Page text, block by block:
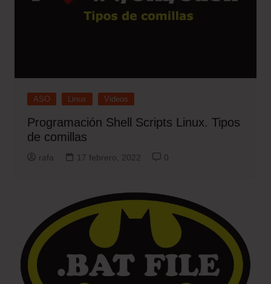
ASO Linux Videos
Programación Shell Scripts Linux. Tipos
de comillas
rafa 17 febrero, 2022 0